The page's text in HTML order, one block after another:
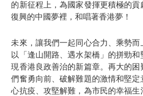
的新征程上，為國家發揮更積極的
復興的中國夢裡，和唱著香港夢！
未來，讓我們一起同心合力、乘勢而
以「逢山開路、遇水架橋」的拼勁
現香港良政善治的新篇章。再大的
們奮勇向前、破解難題的激情和堅定
心抗疫、攻堅解難，為市民的幸福